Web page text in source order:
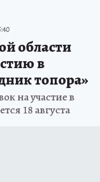
области
в
топора»
на участие в
18 августа